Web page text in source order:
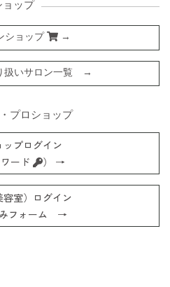
ョップ
ショップ →
扱いサロン一覧 →
プロショップ
ップログイン
ワード
） →
容室）ログイン
みフォーム →